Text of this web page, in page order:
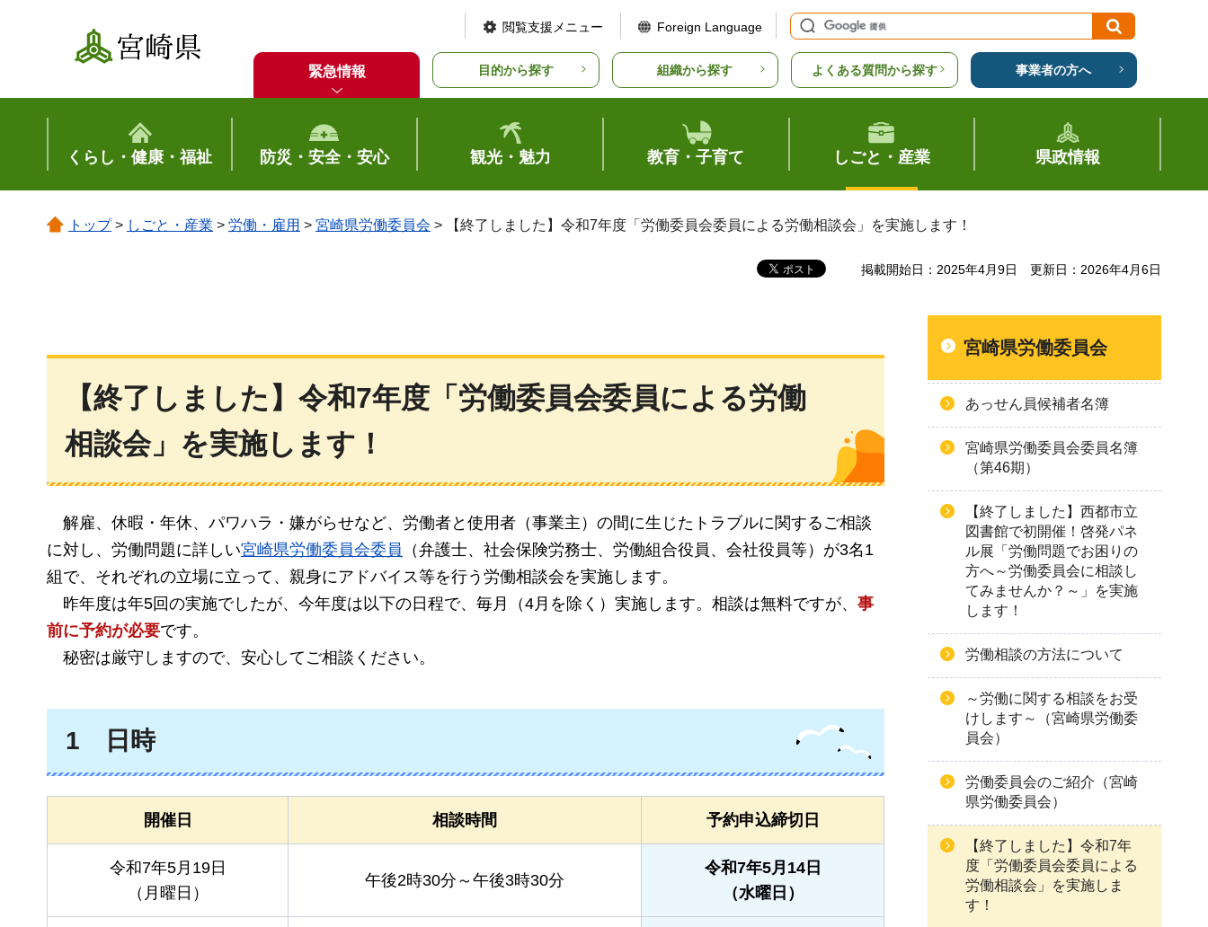
宮崎県
閲覧支援メニュー Foreign Language
緊急情報 目的から探す 組織から探す よくある質問から探す 事業者の方へ
くらし・健康・福祉 防災・安全・安心 観光・魅力 教育・子育て しごと・産業 県政情報
トップ> しごと・産業 > 労働・雇用 > 宮崎県労働委員会 > 【終了しました】令和7年度「労働委員会委員による労働相談会」を実施します！
掲載開始日：2025年4月9日 更新日：2026年4月6日
【終了しました】令和7年度「労働委員会委員による労働
相談会」を実施します！
解雇、休暇・年休、パワハラ・嫌がらせなど、労働者と使用者（事業主）の間に生じたトラブルに関するご相談
に対し、労働問題に詳しい宮崎県労働委員会委員 （弁護士、社会保険労務士、労働組合役員、会社役員等）が3名1
組で、それぞれの立場に立って、親身にアドバイス等を行う労働相談会を実施します。
昨年度は年5回の実施でしたが、今年度は以下の日程で、毎月（4月を除く）実施します。相談は無料ですが、 事
前に予約が必要です。
秘密は厳守しますので、安心してご相談ください。
1 日時
開催日 相談時間 予約申込締切日
令和7年5月19日
（月曜日）
午後2時30分～午後3時30分
令和7年5月14日
（水曜日）
宮崎県労働委員会
あっせん員候補者名簿
宮崎県労働委員会委員名簿
（第46期）
【終了しました】西都市立
図書館で初開催！啓発パネ
ル展「労働問題でお困りの
方へ～労働委員会に相談し
てみませんか？～」を実施
します！
労働相談の方法について
～労働に関する相談をお受
けします～（宮崎県労働委
員会）
労働委員会のご紹介（宮崎
県労働委員会）
【終了しました】令和7年
度「労働委員会委員による
労働相談会」を実施しま
す！